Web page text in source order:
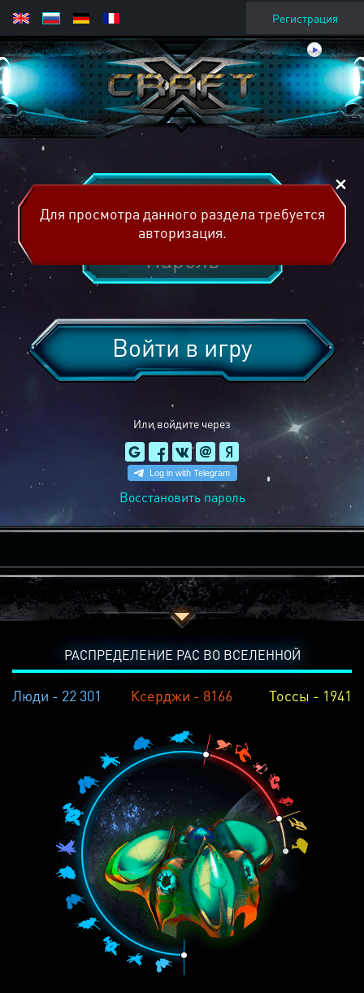
Регистрация
Или войдите через
Войти в игру
Восстановить пароль
Для просмотра данного раздела требуется
авторизация.
РАСПРЕДЕЛЕНИЕ РАС ВО ВСЕЛЕННОЙ
Люди - 22 301 Ксерджи - 8166 Тоссы - 1941